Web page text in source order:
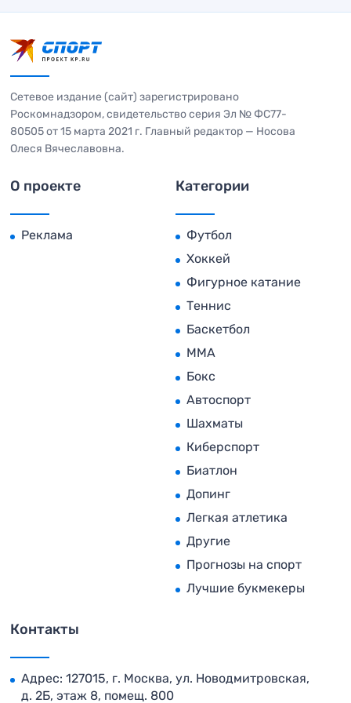
Сетевое издание (сайт) зарегистрировано
Роскомнадзором, свидетельство серия Эл № ФС77-
80505 от 15 марта 2021 г. Главный редактор — Носова
Олеся Вячеславовна.
О проекте
Реклама
Категории
Футбол
Хоккей
Фигурное катание
Теннис
Баскетбол
MMA
Бокс
Автоспорт
Шахматы
Киберспорт
Биатлон
Допинг
Легкая атлетика
Другие
Прогнозы на спорт
Лучшие букмекеры
Контакты
Адрес: 127015, г. Москва, ул. Новодмитровская,
д. 2Б, этаж 8, помещ. 800